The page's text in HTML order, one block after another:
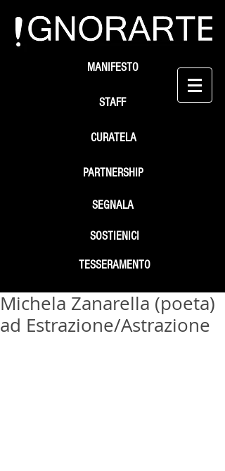
STAFF
SEGNALA
SOSTIENICI
MANIFESTO
PARTNERSHIP
TESSERAMENTO
CURATELA
Michela Zanarella (poeta)
ad Estrazione/Astrazione